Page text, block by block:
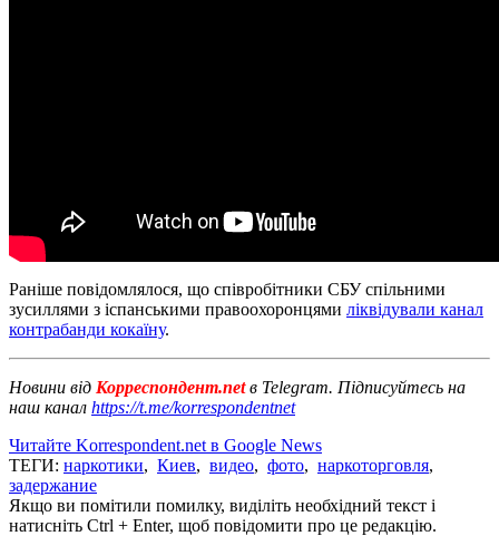
Раніше повідомлялося, що співробітники СБУ спільними
зусиллями з іспанськими правоохоронцями ліквідували канал
контрабанди кокаїну.
Новини від Корреспондент.netв Telegram. Підписуйтесь на
наш канал https://t.me/korrespondentnet
Читайте Korrespondent.net в Google News
ТЕГИ: наркотики, Киев, видео, фото, наркоторговля,
задержание
Якщо ви помітили помилку, виділіть необхідний текст і
натисніть Ctrl + Enter, щоб повідомити про це редакцію.